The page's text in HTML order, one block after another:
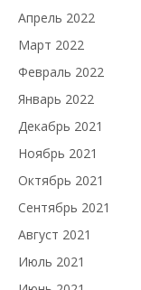
Апрель 2022
Март 2022
Февраль 2022
Январь 2022
Декабрь 2021
Ноябрь 2021
Октябрь 2021
Сентябрь 2021
Август 2021
Июль 2021